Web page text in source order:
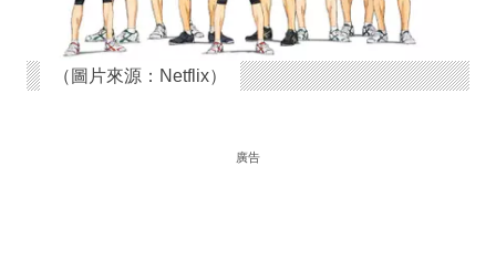
（圖片來源：Netflix）
廣告